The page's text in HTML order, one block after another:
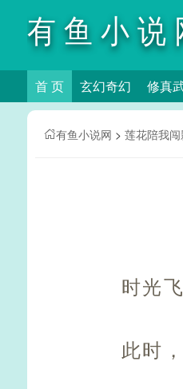
有鱼小说
首 页 玄幻奇幻 修真
有鱼小说网 > 莲花陪我
时光
此时